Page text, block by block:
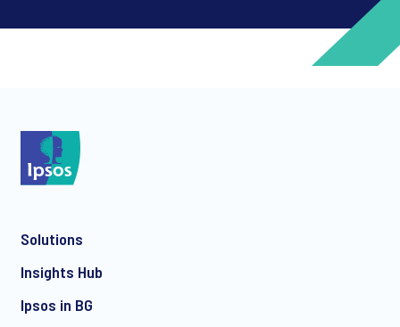
Solutions
Insights Hub
Ipsos in BG